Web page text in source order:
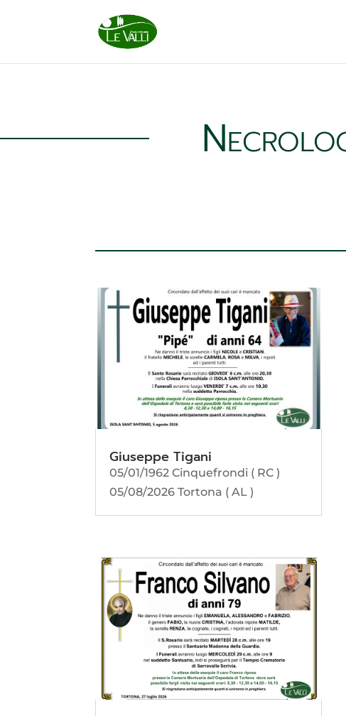
Giuseppe Tigani
05/01/1962 Cinquefrondi ( RC )
05/08/2026 Tortona ( AL )